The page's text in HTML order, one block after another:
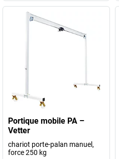
Portique mobile PA –
Vetter
chariot porte-palan manuel,
force 250 kg